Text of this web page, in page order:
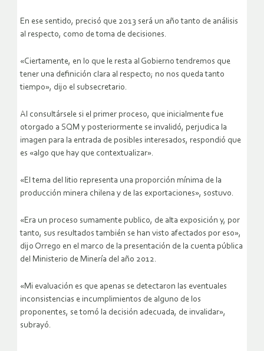
En ese sentido, precisó que 2013 será un año tanto de análisis
al respecto, como de toma de decisiones.
«Ciertamente, en lo que le resta al Gobierno tendremos que
tener una definición clara al respecto; no nos queda tanto
tiempo», dijo el subsecretario.
Al consultársele si el primer proceso, que inicialmente fue
otorgado a SQM y posteriormente se invalidó, perjudica la
imagen para la entrada de posibles interesados, respondió que
es «algo que hay que contextualizar».
«El tema del litio representa una proporción mínima de la
producción minera chilena y de las exportaciones», sostuvo.
«Era un proceso sumamente publico, de alta exposición y, por
tanto, sus resultados también se han visto afectados por eso»,
dijo Orrego en el marco de la presentación de la cuenta pública
del Ministerio de Minería del año 2012.
«Mi evaluación es que apenas se detectaron las eventuales
inconsistencias e incumplimientos de alguno de los
proponentes, se tomó la decisión adecuada, de invalidar»,
subrayó.